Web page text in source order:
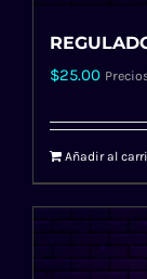
$25.00
Añadir al